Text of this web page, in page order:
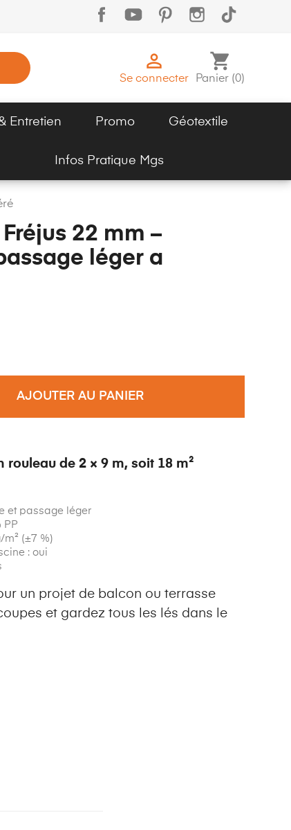

Se connecter
shopping_cart
Panier (0)
Entretien Promo Géotextile
Infos Pratique Mgs
22 mm –
léger a
AJOUTER AU PANIER
rouleau de 2 × 9 m, soit 18 m²
et passage léger
PP
(±7 %)
: oui
un projet de balcon ou terrasse
et gardez tous les lés dans le